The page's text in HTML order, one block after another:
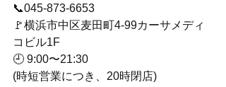
📞045-873-6653
🚩横浜市中区麦田町4-99カーサメディ
コビル1F
🕘 9:00〜21:30
(時短営業につき、20時閉店)﻿